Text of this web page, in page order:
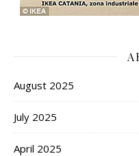
August 2025
July 2025
April 2025